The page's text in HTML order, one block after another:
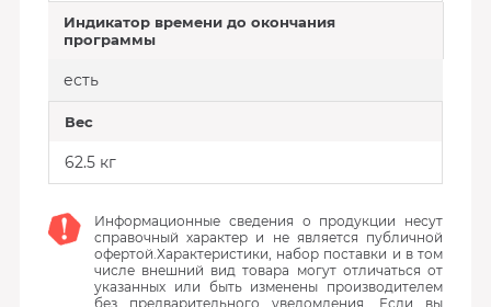
Индикатор времени до окончания
программы
есть
Вес
62.5 кг
Информационные сведения о продукции несут
справочный характер и не является публичной
офертой.Характеристики, набор поставки и в том
числе внешний вид товара могут отличаться от
указанных или быть изменены производителем
без предварительного уведомления. Если вы